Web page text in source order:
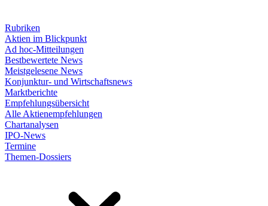
Rubriken
Aktien im Blickpunkt
Ad hoc-Mitteilungen
Bestbewertete News
Meistgelesene News
Konjunktur- und Wirtschaftsnews
Marktberichte
Empfehlungsübersicht
Alle Aktienempfehlungen
Chartanalysen
IPO-News
Termine
Themen-Dossiers